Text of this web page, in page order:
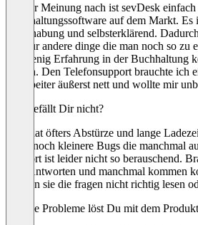
Meiner Meinung nach ist sevDesk
Buchhaltungssoftware auf dem Markt.
Handhabung und selbsterklärend.
Zeit für andere dinge die man noch so zu
mit wenig Erfahrung in der Buchhaltung
nutzen. Den Telefonsupport brauchte ich
Mitarbeiter äußerst nett und wollte mir
Was gefällt Dir nicht?
Man hat öfters Abstürze und lange
Dazu noch kleinere Bugs die manchmal
Support ist leider nicht so berauschend.
zum Antworten und manchmal kommen
würden sie die fragen nicht richtig lesen
Welche Probleme löst Du mit dem